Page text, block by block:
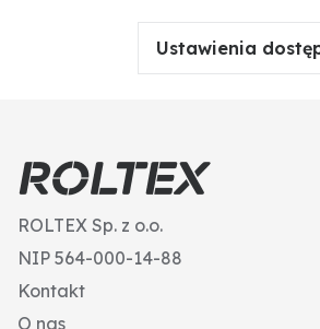
Ustawienia
ROLTEX Sp. z o.o.
NIP 564-000-14-88
Kontakt
O nas